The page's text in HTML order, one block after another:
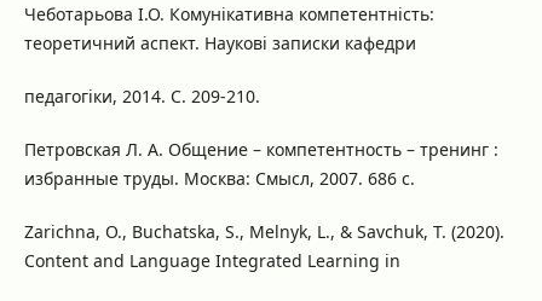
Чеботарьова І.О. Комунікативна компетентність:
теоретичний аспект. Наукові записки кафедри
педагогіки, 2014. С. 209-210.
Петровская Л. А. Общение – компетентность – тренинг :
избранные труды. Москва: Смысл, 2007. 686 с.
Zarichna, O., Buchatska, S., Melnyk, L., & Savchuk, T. (2020).
Content and Language Integrated Learning in